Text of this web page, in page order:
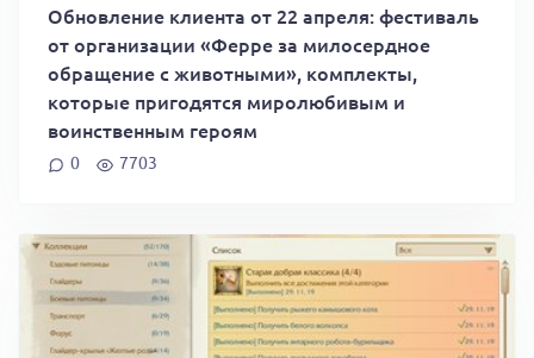
Обновление клиента от 22 апреля: фестиваль
от организации «Ферре за милосердное
обращение с животными», комплекты,
которые пригодятся миролюбивым и
воинственным героям
0 7703